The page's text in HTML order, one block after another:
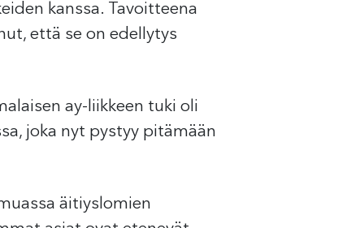
kanssa. Tavoitteena
että se on edellytys
ay-liikkeen tuki oli
joka nyt pystyy pitämään
äitiyslomien